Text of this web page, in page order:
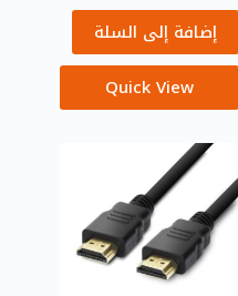
إضافة إلى السلة
Quick View